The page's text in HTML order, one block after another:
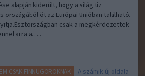
alapján kiderült, hogy a világ tíz
országából öt az Európai Unióban található.
csak a megkérdezettek
arra a…..
CSAK FINNUGOROKNAK A számik új oldala